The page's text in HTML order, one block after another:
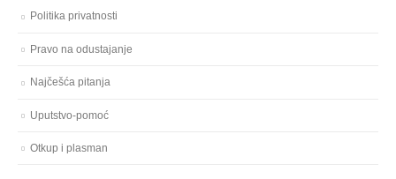
Politika privatnosti
Pravo na odustajanje
Najčešća pitanja
Uputstvo-pomoć
Otkup i plasman